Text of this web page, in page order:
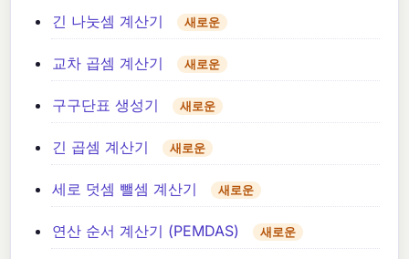
긴 나눗셈 계산기 새로운
교차 곱셈 계산기 새로운
구구단표 생성기 새로운
긴 곱셈 계산기 새로운
세로 덧셈 뺄셈 계산기 새로운
연산 순서 계산기 (PEMDAS) 새로운